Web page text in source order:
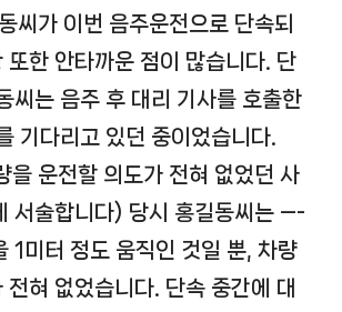
씨가 이번 음주운전으로 단속되
또한 안타까운 점이 많습니다. 단
씨는 음주 후 대리 기사를 호출한
기다리고 있던 중이었습니다.
을 운전할 의도가 전혀 없었던 사
서술합니다) 당시 홍길동씨는 —-
1미터 정도 움직인 것일 뿐, 차량
전혀 없었습니다. 단속 중간에 대